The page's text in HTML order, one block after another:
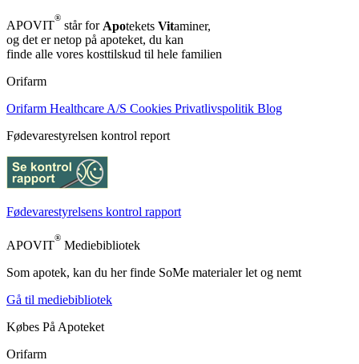
APOVIT
®
står for Apotekets Vitaminer,
og det er netop på apoteket, du kan
finde alle vores kosttilskud til hele familien
Orifarm
Orifarm Healthcare A/S Cookies Privatlivspolitik Blog
Fødevarestyrelsen kontrol report
Fødevarestyrelsens kontrol rapport
APOVIT
®
Mediebibliotek
Som apotek, kan du her finde SoMe materialer let og nemt
Gå til mediebibliotek
Købes På Apoteket
Orifarm